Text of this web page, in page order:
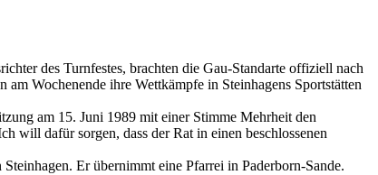
des Turnfestes, brachten die Gau-Standarte offiziell nach
Wochenende ihre Wettkämpfe in Steinhagens Sportstätten
am 15. Juni 1989 mit einer Stimme Mehrheit den
will dafür sorgen, dass der Rat in einen beschlossenen
Er übernimmt eine Pfarrei in Paderborn-Sande.